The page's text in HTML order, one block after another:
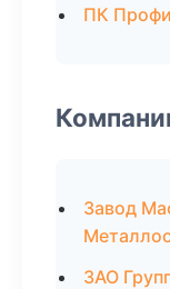
ПК
Завод
ЗАО